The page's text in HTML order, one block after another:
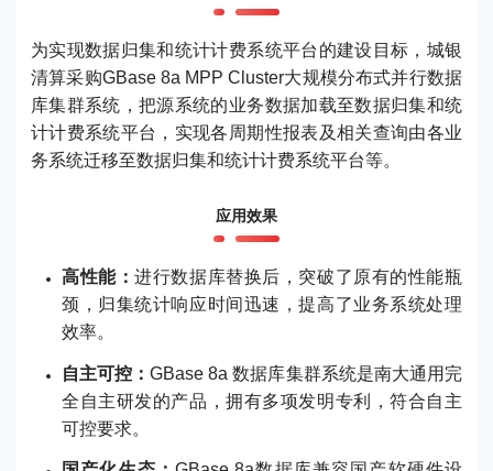
为实现数据归集和统计计费系统平台的建设目标，城银
清算采购GBase 8a MPP Cluster大规模分布式并行数据
库集群系统，把源系统的业务数据加载至数据归集和统
计计费系统平台，实现各周期性报表及相关查询由各业
务系统迁移至数据归集和统计计费系统平台等。
应用效果
高性能：进行数据库替换后，突破了原有的性能瓶
颈，归集统计响应时间迅速，提高了业务系统处理
效率。
自主可控：GBase 8a 数据库集群系统是南大通用完
全自主研发的产品，拥有多项发明专利，符合自主
可控要求。